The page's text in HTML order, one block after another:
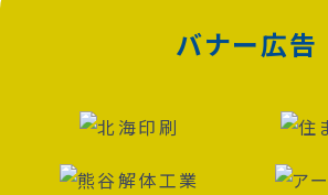
バナー広告